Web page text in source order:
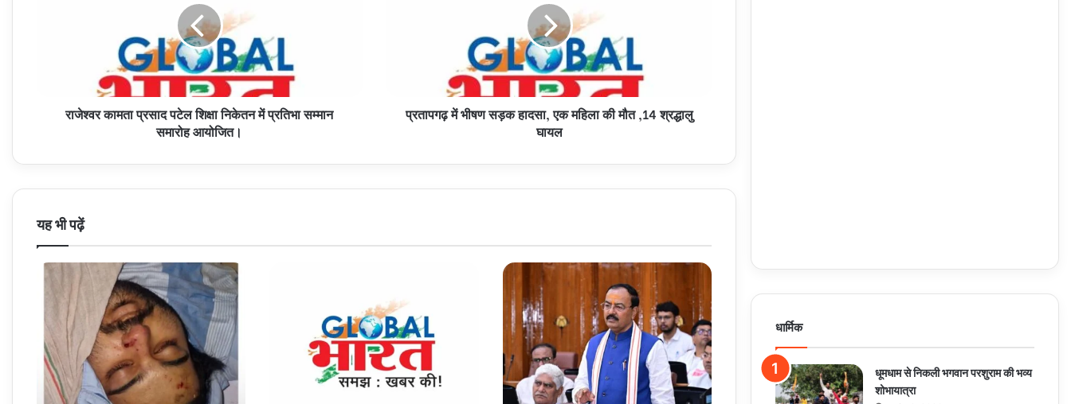
राजेश्वर कामता प्रसाद पटेल शिक्षा निकेतन में प्रतिभा सम्मान
समारोह आयोजित।
प्रतापगढ़ में भीषण सड़क हादसा, एक महिला की मौत ,14 श्रद्धालु
घायल
यह भी पढ़ें
धार्मिक
धूमधाम से निकली भगवान परशुराम की भव्य
शोभायात्रा